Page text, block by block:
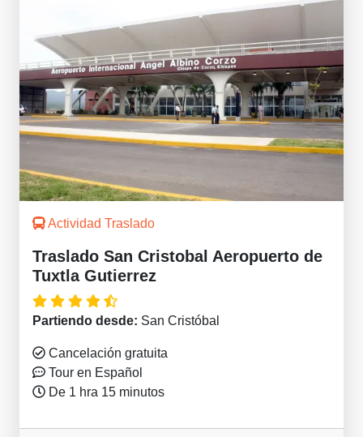
Actividad Traslado
Traslado San Cristobal Aeropuerto de
Tuxtla Gutierrez
Partiendo desde: San Cristóbal
Cancelación gratuita
Tour en Español
De 1 hra 15 minutos